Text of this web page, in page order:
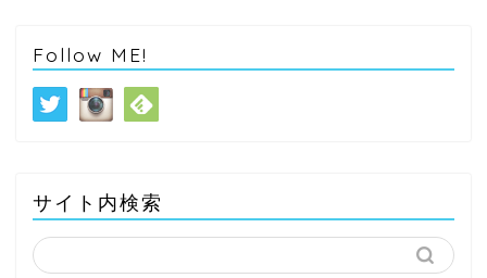
Follow ME!
サイト内検索